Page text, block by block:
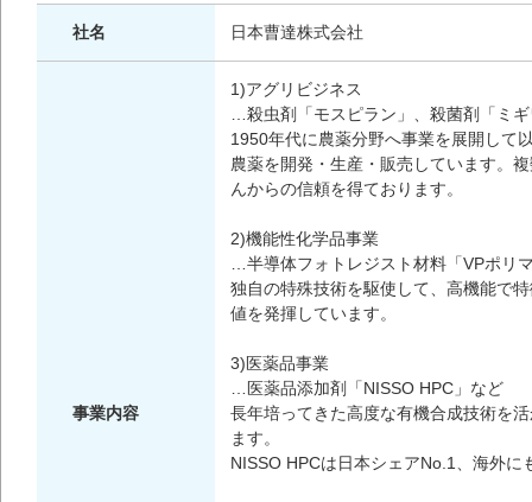
社名 日本曹達株式会社
事業内容
1)アグリビジネス
…殺虫剤「モスピラン」、殺菌剤「ミ
1950年代に農薬分野へ事業を展開して
農薬を開発・生産・販売しています。
んからの信頼を得ております。
2)機能性化学品事業
…半導体フォトレジスト材料「VPポリ
独自の特殊技術を駆使して、高機能で
値を発揮しています。
3)医薬品事業
…医薬品添加剤「NISSO HPC」など
長年培ってきた高度な有機合成技術を
ます。
NISSO HPCは日本シェアNo.1、海外に